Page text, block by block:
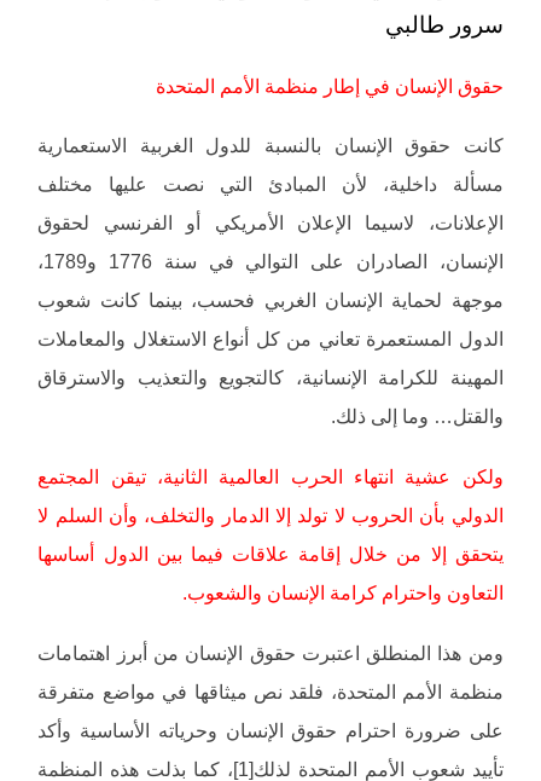
سرور طالبي
حقوق الإنسان في إطار منظمة الأمم المتحدة
كانت حقوق الإنسان بالنسبة للدول الغربية الاستعمارية
مسألة داخلية، لأن المبادئ التي نصت عليها مختلف
الإعلانات، لاسيما الإعلان الأمريكي أو الفرنسي لحقوق
الإنسان، الصادران على التوالي في سنة 1776 و1789،
موجهة لحماية الإنسان الغربي فحسب، بينما كانت شعوب
الدول المستعمرة تعاني من كل أنواع الاستغلال والمعاملات
المهينة للكرامة الإنسانية، كالتجويع والتعذيب والاسترقاق
والقتل… وما إلى ذلك.
ولكن عشية انتهاء الحرب العالمية الثانية، تيقن المجتمع
الدولي بأن الحروب لا تولد إلا الدمار والتخلف، وأن السلم لا
يتحقق إلا من خلال إقامة علاقات فيما بين الدول أساسها
التعاون واحترام كرامة الإنسان والشعوب.
ومن هذا المنطلق اعتبرت حقوق الإنسان من أبرز اهتمامات
منظمة الأمم المتحدة، فلقد نص ميثاقها في مواضع متفرقة
على ضرورة احترام حقوق الإنسان وحرياته الأساسية وأكد
تأييد شعوب الأمم المتحدة لذلك[1]، كما بذلت هذه المنظمة